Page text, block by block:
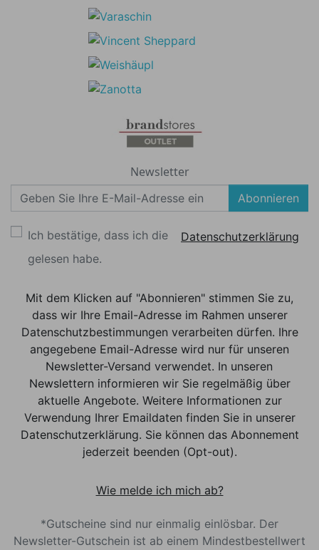
Newsletter
Abonnieren
Ich bestätige, dass ich die
Datenschutzerklärung
gelesen habe.
Mit dem Klicken auf "Abonnieren" stimmen Sie zu,
dass wir Ihre Email-Adresse im Rahmen unserer
Datenschutzbestimmungen verarbeiten dürfen. Ihre
angegebene Email-Adresse wird nur für unseren
Newsletter-Versand verwendet. In unseren
Newslettern informieren wir Sie regelmäßig über
aktuelle Angebote. Weitere Informationen zur
Verwendung Ihrer Emaildaten finden Sie in unserer
Datenschutzerklärung. Sie können das Abonnement
jederzeit beenden (Opt-out).
Wie melde ich mich ab?
*Gutscheine sind nur einmalig einlösbar. Der
Newsletter-Gutschein ist ab einem Mindestbestellwert